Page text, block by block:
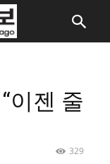
이젠 줄
329